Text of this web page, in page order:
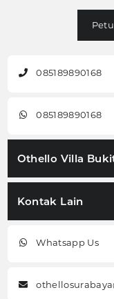
085189890168
085189890168
Othello Villa
Kontak Lain
Whatsapp Us